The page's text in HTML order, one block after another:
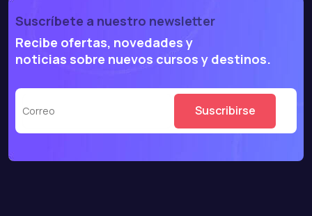
Suscríbete a nuestro newsletter
Recibe ofertas, novedades y
noticias sobre nuevos cursos y destinos.